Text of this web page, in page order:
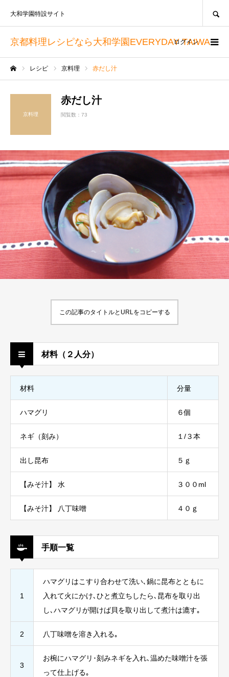
京都料理レシピなら大和学園EVERYDAY TAIWA
大和学園特設サイト
ログイン
レシピ 京料理 赤だし汁
京料理
赤だし汁
閲覧数：73
この記事のタイトルとURLをコピーする
材料（２人分）
材料 分量
ハマグリ ６個
ネギ（刻み） １/３本
出し昆布 ５ｇ
【みそ汁】 水 ３００ml
【みそ汁】 八丁味噌 ４０ｇ
手順一覧
1
ハマグリはこすり合わせて洗い､鍋に昆布とともに
入れて火にかけ､ひと煮立ちしたら､昆布を取り出
し､ハマグリが開けば貝を取り出して煮汁は漉す｡
2 八丁味噌を溶き入れる｡
3
お椀にハマグリ･刻みネギを入れ､温めた味噌汁を張
って仕上げる｡